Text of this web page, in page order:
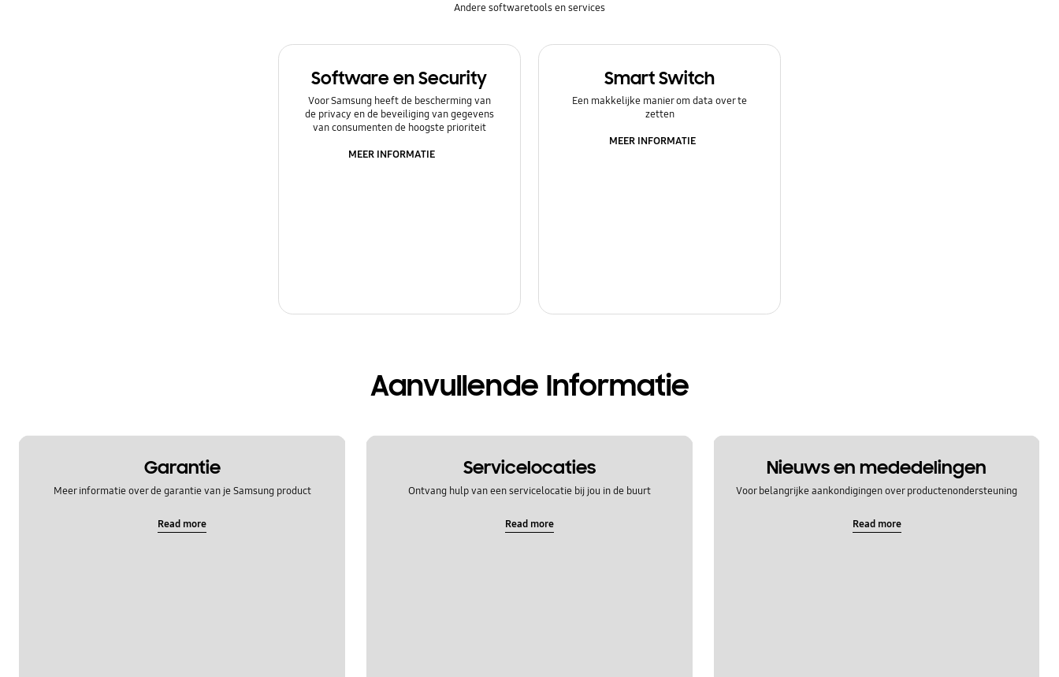
Andere softwaretools en services
Software en Security
Voor Samsung heeft de bescherming van
de privacy en de beveiliging van gegevens
van consumenten de hoogste prioriteit
MEER INFORMATIE
Smart Switch
Een makkelijke manier om data over te
zetten
MEER INFORMATIE
Aanvullende Informatie
Garantie
Meer informatie over de garantie van je Samsung product
Read more
Servicelocaties
Ontvang hulp van een servicelocatie bij jou in de buurt
Read more
Nieuws en mededelingen
Voor belangrijke aankondigingen over productenondersteuning
Read more